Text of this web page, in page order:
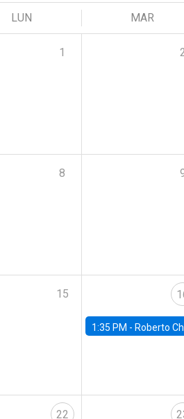
LUN MAR
1
8
15
1:35 PM - Roberto Chang, Rutgers University
22